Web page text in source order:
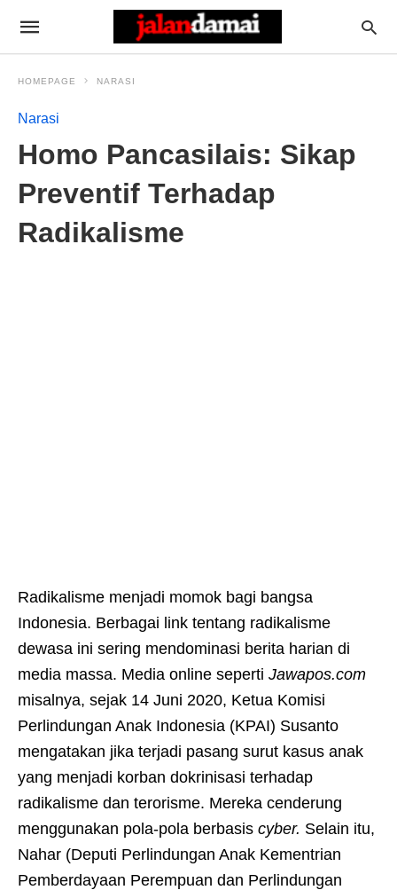
HOMEPAGE NARASI
Narasi
Homo Pancasilais: Sikap
Preventif Terhadap
Radikalisme
Radikalisme menjadi momok bagi bangsa
Indonesia. Berbagai link tentang radikalisme
dewasa ini sering mendominasi berita harian di
media massa. Media online seperti Jawapos.com
misalnya, sejak 14 Juni 2020, Ketua Komisi
Perlindungan Anak Indonesia (KPAI) Susanto
mengatakan jika terjadi pasang surut kasus anak
yang menjadi korban dokrinisasi terhadap
radikalisme dan terorisme. Mereka cenderung
menggunakan pola-pola berbasis cyber. Selain itu,
Nahar (Deputi Perlindungan Anak Kementrian
Pemberdayaan Perempuan dan Perlindungan